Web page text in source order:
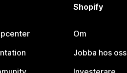
Shopify
Om
Jobba hos oss